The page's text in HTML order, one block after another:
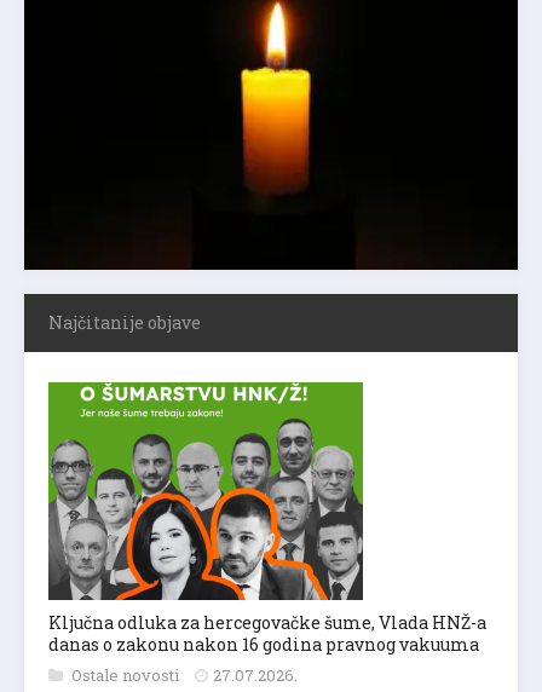
Najčitanije objave
Ključna odluka za hercegovačke šume, Vlada HNŽ-a
danas o zakonu nakon 16 godina pravnog vakuuma
Ostale novosti 27.07.2026.